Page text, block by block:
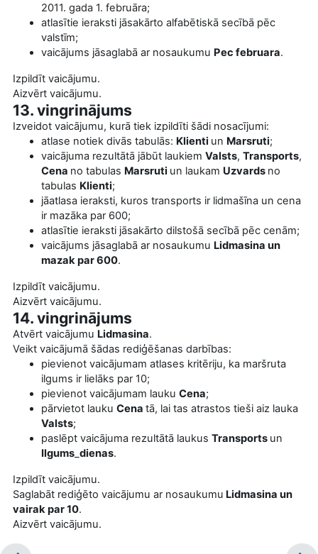
2011. gada 1. februāra;
atlasītie ieraksti jāsakārto alfabētiskā secībā pēc
valstīm;
vaicājums jāsaglabā ar nosaukumu Pec februara.
Izpildīt vaicājumu.
Aizvērt vaicājumu.
13. vingrinājums
Izveidot vaicājumu, kurā tiek izpildīti šādi nosacījumi:
atlase notiek divās tabulās: Klienti un Marsruti;
vaicājuma rezultātā jābūt laukiem Valsts, Transports,
Cena no tabulas Marsruti un laukam Uzvards no
tabulas Klienti;
jāatlasa ieraksti, kuros transports ir lidmašīna un cena
ir mazāka par 600;
atlasītie ieraksti jāsakārto dilstošā secībā pēc cenām;
vaicājums jāsaglabā ar nosaukumu Lidmasina un
mazak par 600.
Izpildīt vaicājumu.
Aizvērt vaicājumu.
14. vingrinājums
Atvērt vaicājumu Lidmasina.
Veikt vaicājumā šādas rediģēšanas darbības:
pievienot vaicājumam atlases kritēriju, ka maršruta
ilgums ir lielāks par 10;
pievienot vaicājumam lauku Cena;
pārvietot lauku Cena tā, lai tas atrastos tieši aiz lauka
Valsts;
paslēpt vaicājuma rezultātā laukus Transports un
Ilgums dienas.
Izpildīt vaicājumu.
Saglabāt rediģēto vaicājumu ar nosaukumu Lidmasina un
vairak par 10.
Aizvērt vaicājumu.